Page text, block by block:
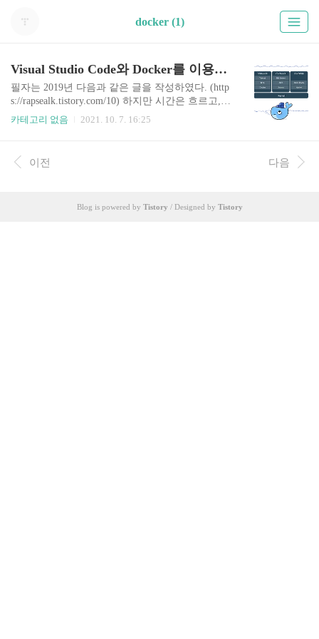
docker (1)
Visual Studio Code와 Docker를 이용한 원격 코딩
필자는 2019년 다음과 같은 글을 작성하였다. (http
s://rapsealk.tistory.com/10) 하지만 시간은 흐르고,
이제는 Linux 환경을 넘어 Docker를 다룰 줄 아는
https://code.visualstudio.com/docs/containers/ssh Conn
ect to Docker engine running on a remote machine Co
카테고리 없음 2021. 10. 7. 16:25
이전 다음
Blog is powered by Tistory / Designed by Tistory